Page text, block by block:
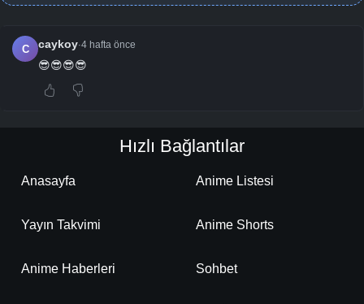
C caykoy·4 hafta önce
😎😎😎😎
Hızlı Bağlantılar
Anasayfa Anime Listesi
Yayın Takvimi Anime Shorts
Anime Haberleri Sohbet